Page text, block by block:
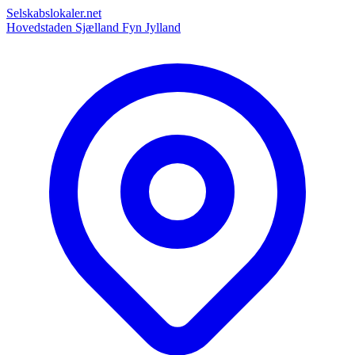
Selskabslokaler.net
Hovedstaden Sjælland Fyn Jylland